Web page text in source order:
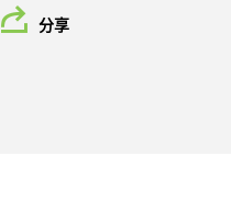
分享